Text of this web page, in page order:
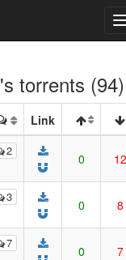
's torrents (94)
Link
2
0 12
3
0 8
7
0 7